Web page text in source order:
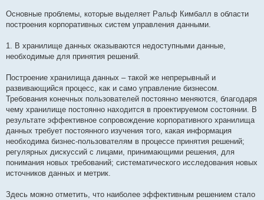
Основные проблемы, которые выделяет Ральф Кимбалл в области
построения корпоративных систем управления данными.
1. В хранилище данных оказываются недоступными данные,
необходимые для принятия решений.
Построение хранилища данных – такой же непрерывный и
развивающийся процесс, как и само управление бизнесом.
Требования конечных пользователей постоянно меняются, благодаря
чему хранилище постоянно находится в проектируемом состоянии. В
результате эффективное сопровождение корпоративного хранилища
данных требует постоянного изучения того, какая информация
необходима бизнес-пользователям в процессе принятия решений;
регулярных дискуссий с лицами, принимающими решения, для
понимания новых требований; систематического исследования новых
источников данных и метрик.
Здесь можно отметить, что наиболее эффективным решением стало